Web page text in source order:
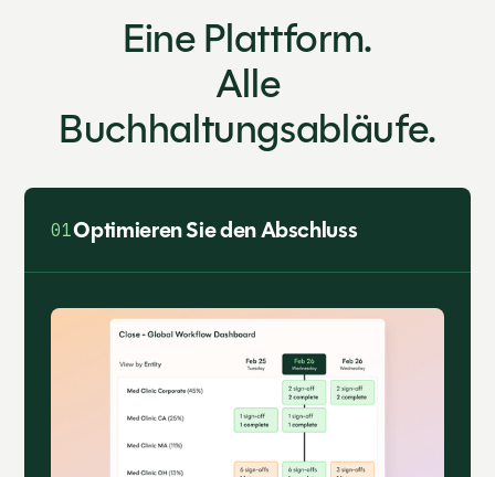
Eine Plattform.
Alle
Buchhaltungsabläufe.
01Optimieren Sie den Abschluss